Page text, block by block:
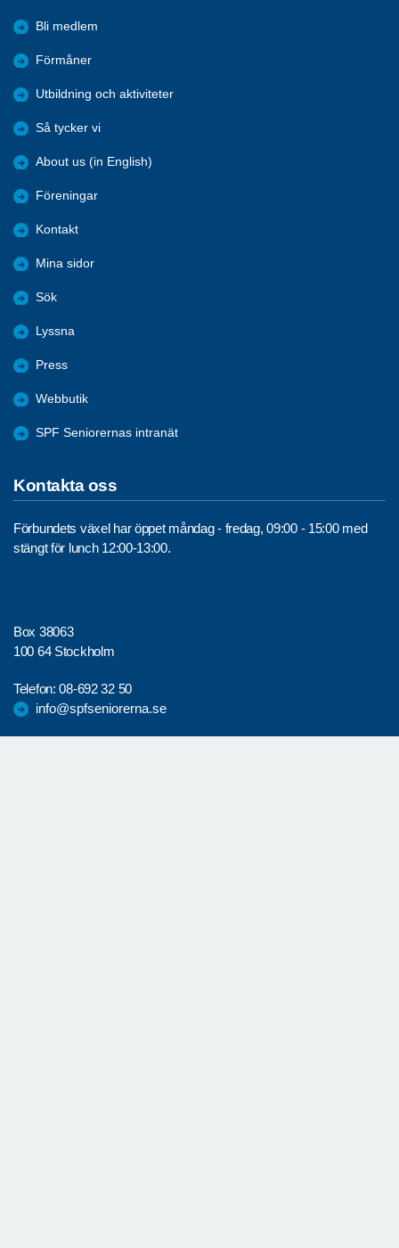
Bli medlem
Förmåner
Utbildning och aktiviteter
Så tycker vi
About us (in English)
Föreningar
Kontakt
Mina sidor
Sök
Lyssna
Press
Webbutik
SPF Seniorernas intranät
Kontakta oss
Förbundets växel har öppet måndag - fredag, 09:00 - 15:00 med
stängt för lunch 12:00-13:00.
Box 38063
100 64 Stockholm
Telefon:08-692 32 50
info@spfseniorerna.se